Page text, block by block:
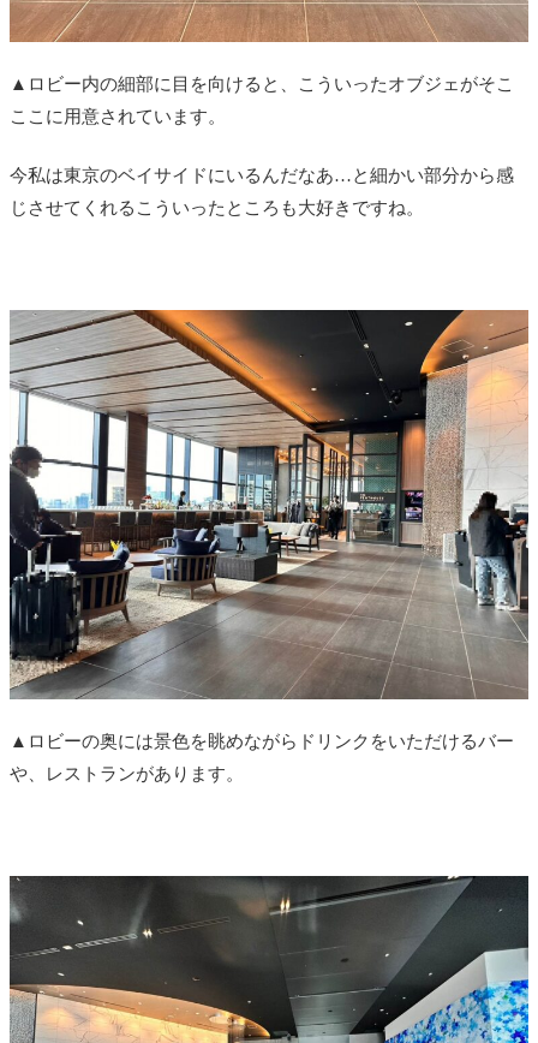
▲ロビー内の細部に目を向けると、こういったオブジェがそこ
ここに用意されています。
今私は東京のベイサイドにいるんだなあ…と細かい部分から感
じさせてくれるこういったところも大好きですね。
▲ロビーの奥には景色を眺めながらドリンクをいただけるバー
や、レストランがあります。